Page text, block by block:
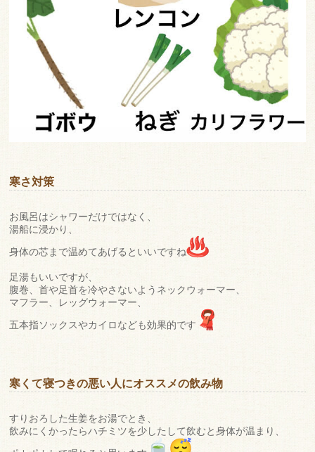
寒さ対策
お風呂はシャワーだけではなく、
湯船に浸かり、
身体の芯まで温めてあげるといいですね
足湯もいいですが、
腹巻、首や足首を冷やさないようネックウォーマー、
マフラー、 レッグウォーマー、
五本指ソックスやカイロなども効果的です
寒くて寝つきの悪い人にオススメの飲み物
すりおろした生姜をお湯でとき、
飲みにくかったらハチミツを少したして飲むと身体が温まり、